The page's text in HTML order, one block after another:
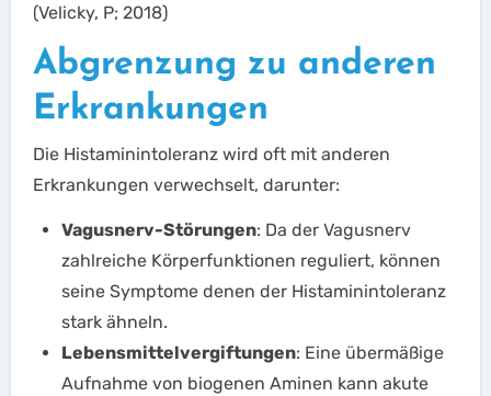
(Velicky, P; 2018)
Abgrenzung zu anderen
Erkrankungen
Die Histaminintoleranz wird oft mit anderen
Erkrankungen verwechselt, darunter:
Vagusnerv-Störungen: Da der Vagusnerv
zahlreiche Körperfunktionen reguliert, können
seine Symptome denen der Histaminintoleranz
stark ähneln.
Lebensmittelvergiftungen: Eine übermäßige
Aufnahme von biogenen Aminen kann akute